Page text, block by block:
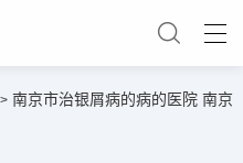
> 南京市治银屑病的病的医院 南京